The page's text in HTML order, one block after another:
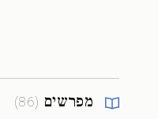
מפרשים (
86
)